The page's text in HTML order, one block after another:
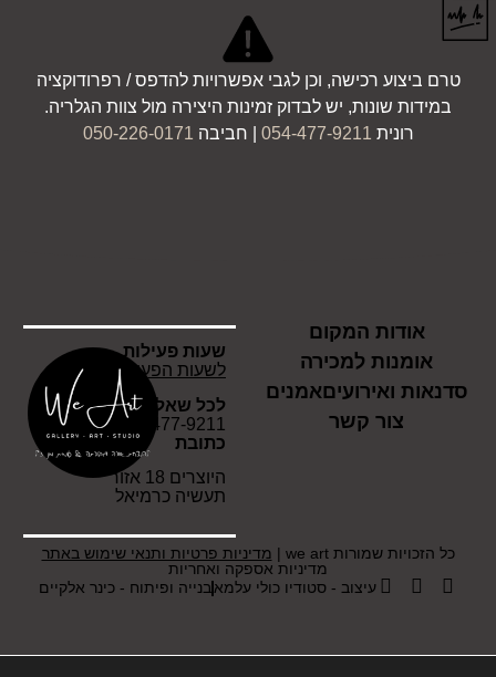
טרם ביצוע רכישה, וכן לגבי אפשרויות להדפס / רפרודוקציה
במידות שונות, יש לבדוק זמינות היצירה מול צוות הגלריה.
רונית 054-477-9211 | חביבה 050-226-0171
שעות פעילות
לשעות הפעילות לחץ כאן
לכל שאלה
054-477-9211
כתובת
היוצרים 18 אזור
תעשיה כרמיאל
אודות המקום
אומנות למכירה
סדנאות ואירועיםאמנים
צור קשר
כל הזכויות שמורות we art |
מדיניות פרטיות ותנאי שימוש באתר
מדיניות אספקה ואחריות
עיצוב - סטודיו כולי עלמאבנייה ופיתוח - כינר אלקיים